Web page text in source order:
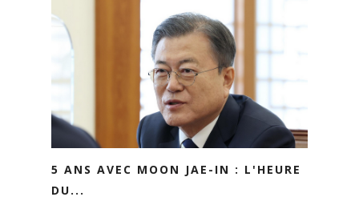
5 ANS AVEC MOON JAE-IN : L'HEURE
DU...